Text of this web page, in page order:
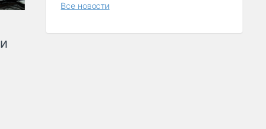
Все новости